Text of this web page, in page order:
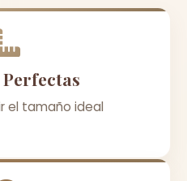
el tamaño ideal